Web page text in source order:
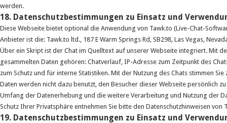
werden.
18. Datenschutzbestimmungen zu Einsatz und
Diese Webseite bietet optional die Anwendung von Tawk.to (Live-Chat-
Anbieter ist die: Tawk.to ltd., 187 E Warm Springs Rd, SB298, Las Vegas,
Über ein Skript ist der Chat im Quelltext auf unserer Webseite integriert. Mit
gesammelten Daten gehören: Chatverlauf, IP-Adresse zum Zeitpunkt des
zum Schutz und für interne Statistiken. Mit der Nutzung des Chats stimmen
Daten werden nicht dazu benutzt, den Besucher dieser Webseite persönlich
Umfang der Datenerhebung und die weitere Verarbeitung und Nutzung der
Schutz Ihrer Privatsphäre entnehmen Sie bitte den Datenschutzhinweisen von
19. Datenschutzbestimmungen zu Einsatz und